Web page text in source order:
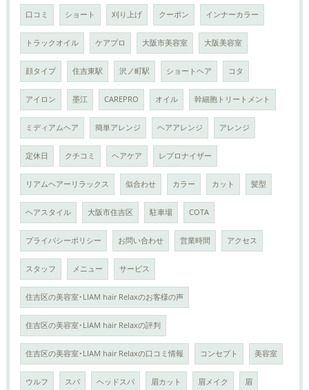
口コミ ショート 刈り上げ クーポン インナーカラー
トラックオイル ケアプロ 大阪市美容室 大阪美容室
顔タイプ 住吉東駅 沢ノ町駅 ショートヘア コタ
アイロン 墨江 CAREPRO オイル 幹細胞トリートメント
ミディアムヘア 簡単アレンジ ヘアアレンジ アレンジ
定休日 クチコミ ヘアケア レプロナイザー
リアムヘアーリラックス 似合わせ カラー カット 髪型
ヘアスタイル 大阪市住吉区 駐車場 COTA
プライバシーポリシー お問い合わせ 営業時間 アクセス
スタッフ メニュー サービス
住吉区の美容室･LIAM hair Relaxのお客様の声
住吉区の美容室･LIAM hair Relaxの評判
住吉区の美容室･LIAM hair Relaxの口コミ情報 コンセプト 美容室
ウルフ スパ ヘッドスパ 眉カット 眉メイク 眉